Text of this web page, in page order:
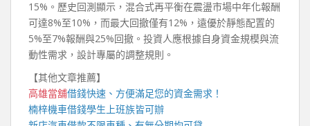
15%。歷史回測顯示，混合式再平衡在震盪市場中年化報酬
可達8%至10%，而最大回撤僅有12%，遠優於靜態配置的
5%至7%報酬與25%回撤。投資人應根據自身資金規模與流
動性需求，設計專屬的調整規則。
【其他文章推薦】
高雄當舖借錢快速、方便滿足您的資金需求！
楠梓機車借錢學生上班族皆可辦